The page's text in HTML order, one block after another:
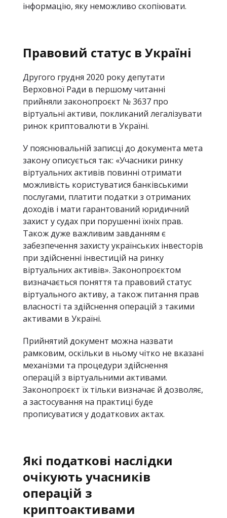
інформацію, яку неможливо скопіювати.
Правовий статус в Україні
Другого грудня 2020 року депутати
Верховної Ради в першому читанні
прийняли законопроєкт № 3637 про
віртуальні активи, покликаний легалізувати
ринок криптовалюти в Україні.
У пояснювальній записці до документа мета
закону описується так: «Учасники ринку
віртуальних активів повинні отримати
можливість користуватися банківськими
послугами, платити податки з отриманих
доходів і мати гарантований юридичний
захист у судах при порушенні їхніх прав.
Також дуже важливим завданням є
забезпечення захисту українських інвесторів
при здійсненні інвестицій на ринку
віртуальних активів». Законопроєктом
визначається поняття та правовий статус
віртуального активу, а також питання прав
власності та здійснення операцій з такими
активами в Україні.
Прийнятий документ можна назвати
рамковим, оскільки в ньому чітко не вказані
механізми та процедури здійснення
операцій з віртуальними активами.
Законопроєкт їх тільки визначає й дозволяє,
а застосування на практиці буде
прописуватися у додаткових актах.
Які податкові наслідки
очікують учасників
операцій з
криптоактивами